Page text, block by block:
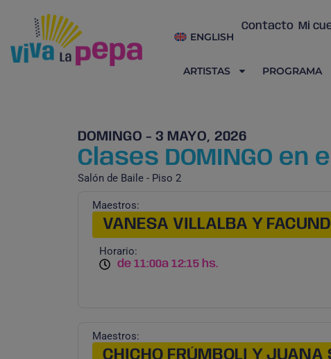
ENGLISH
Contacto Mi
ARTISTAS PROGRAMA
DOMINGO - 3 MAYO, 2026
Clases DOMINGO en
Salón de Baile - Piso 2
Maestros:
VANESA VILLALBA Y
Horario:
de 11:00a 12:15 hs.
Maestros:
CHICHO FRÚMBOLI Y JUANA